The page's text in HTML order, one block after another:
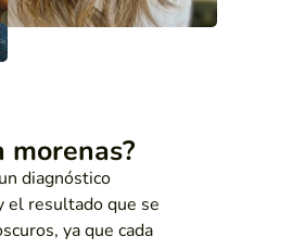
morenas?
diagnóstico
el resultado que se
ya que cada